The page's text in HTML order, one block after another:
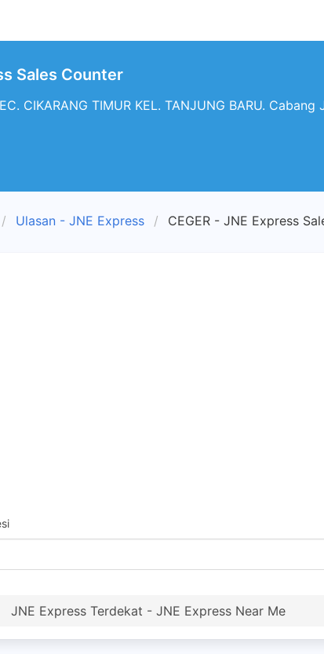
Sales Counter
CIKARANG TIMUR KEL. TANJUNG BARU.
Ulasan - JNE Express CEGER - JNE Express
JNE Express Terdekat - JNE Express Near Me